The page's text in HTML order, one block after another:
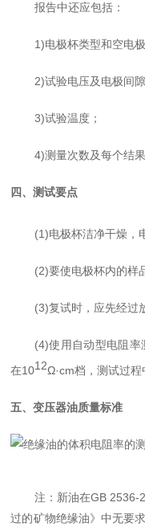
报告中还应包括：
1)电极杯类型和空电
2)试验电压及电极间隙
3)试验温度；
4)测量次数及每个结果
四、测试要点
(1)电极杯洁净干燥，
(2)要使电极杯内的样
(3)复试时，应先经过
(4)使用自动型电阻
在1012Ω·cm档，测试过程
五、变压器油质量标准
注 ： 新油在GB 2536-
过的矿物绝缘油》中无要求